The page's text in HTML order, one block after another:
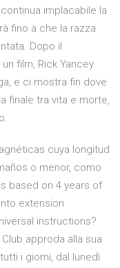
implacabile la
fino a che la razza
Dopo il
film, Rick Yancey
e ci mostra fin dove
finale tra vita e morte,
cuya longitud
o menor, como
based on 4 years of
extension
instructions?
approda alla sua
i giorni, dal lunedì